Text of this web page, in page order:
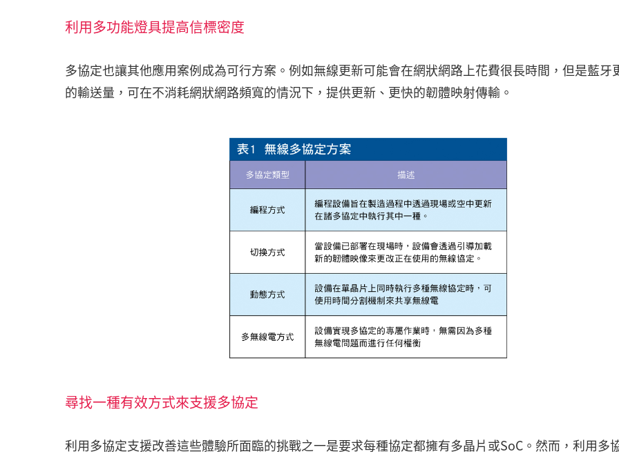
利用多功能燈具提高信標密度
多協定也讓其他應用案例成為可行方案。例如無線更新可能會在網狀網路上花費很長時間，但是藍牙
的輸送量，可在不消耗網狀網路頻寬的情況下，提供更新、更快的韌體映射傳輸。
尋找一種有效方式來支援多協定
利用多協定支援改善這些體驗所面臨的挑戰之一是要求每種協定都擁有多晶片或SoC。然而，利用多